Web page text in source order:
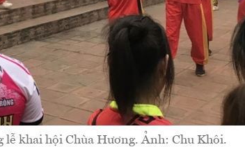
khai hội Chùa Hương. Ảnh: Chu Khôi.